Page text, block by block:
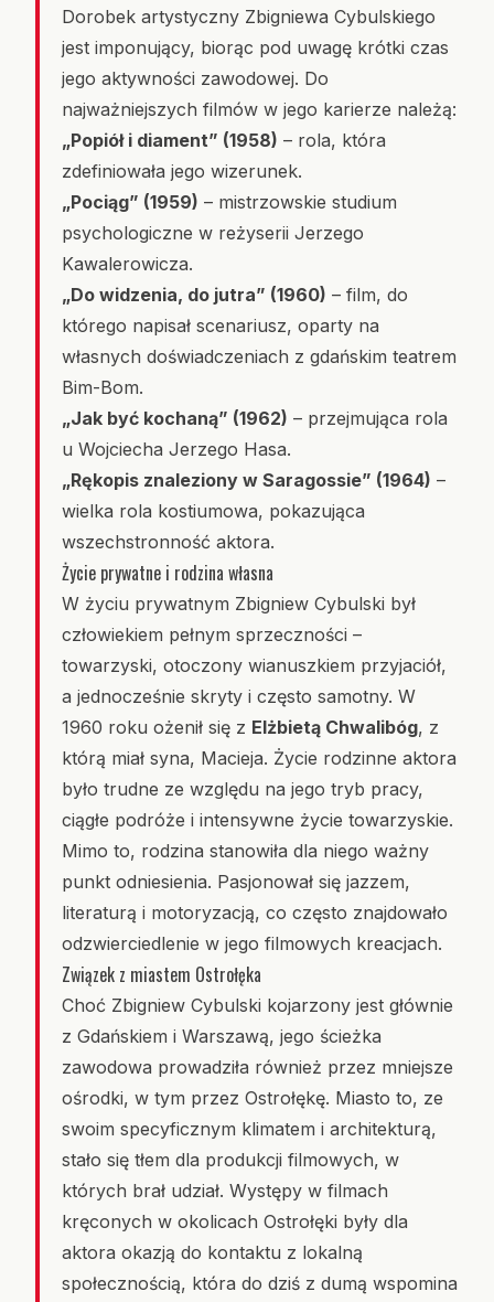
Dorobek artystyczny Zbigniewa Cybulskiego
jest imponujący, biorąc pod uwagę krótki czas
jego aktywności zawodowej. Do
najważniejszych filmów w jego karierze należą:
„Popiół i diament” (1958) – rola, która
zdefiniowała jego wizerunek.
„Pociąg” (1959) – mistrzowskie studium
psychologiczne w reżyserii Jerzego
Kawalerowicza.
„Do widzenia, do jutra” (1960) – film, do
którego napisał scenariusz, oparty na
własnych doświadczeniach z gdańskim teatrem
Bim-Bom.
„Jak być kochaną” (1962) – przejmująca rola
u Wojciecha Jerzego Hasa.
„Rękopis znaleziony w Saragossie” (1964) –
wielka rola kostiumowa, pokazująca
wszechstronność aktora.
Życie prywatne i rodzina własna
W życiu prywatnym Zbigniew Cybulski był
człowiekiem pełnym sprzeczności –
towarzyski, otoczony wianuszkiem przyjaciół,
a jednocześnie skryty i często samotny. W
1960 roku ożenił się z Elżbietą Chwalibóg, z
którą miał syna, Macieja. Życie rodzinne aktora
było trudne ze względu na jego tryb pracy,
ciągłe podróże i intensywne życie towarzyskie.
Mimo to, rodzina stanowiła dla niego ważny
punkt odniesienia. Pasjonował się jazzem,
literaturą i motoryzacją, co często znajdowało
odzwierciedlenie w jego filmowych kreacjach.
Związek z miastem Ostrołęka
Choć Zbigniew Cybulski kojarzony jest głównie
z Gdańskiem i Warszawą, jego ścieżka
zawodowa prowadziła również przez mniejsze
ośrodki, w tym przez Ostrołękę. Miasto to, ze
swoim specyficznym klimatem i architekturą,
stało się tłem dla produkcji filmowych, w
których brał udział. Występy w filmach
kręconych w okolicach Ostrołęki były dla
aktora okazją do kontaktu z lokalną
społecznością, która do dziś z dumą wspomina